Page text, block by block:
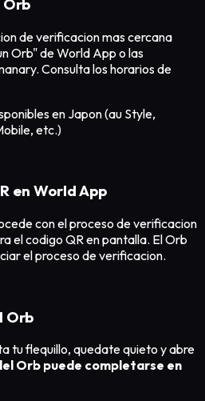
de verificacion mas cercana
Orb" de World App o las
Consulta los horarios de
en Japon (au Style,
etc.)
en World App
con el proceso de verificacion
el codigo QR en pantalla. El Orb
el proceso de verificacion.
Orb
tu flequillo, quedate quieto y abre
Orb puede completarse en